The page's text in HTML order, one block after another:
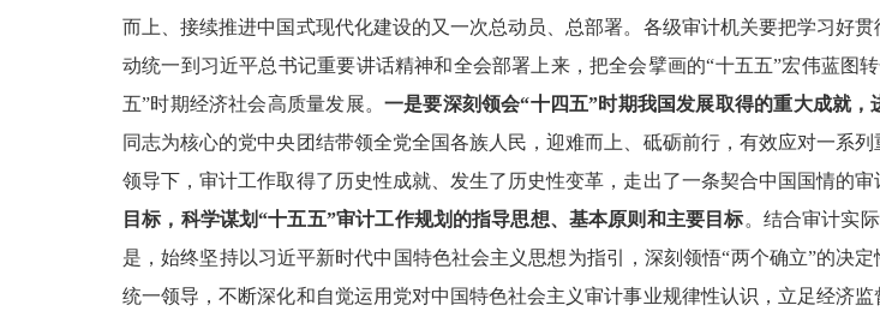
而上、接续推进中国式现代化建设的又一次总动员、总部署。各级审计机关要把学习好
动统一到习近平总书记重要讲话精神和全会部署上来，把全会擘画的“十五五”宏伟蓝图
五”时期经济社会高质量发展。 一是要深刻领会“十四五”时期我国发展取得的重大成就
同志为核心的党中央团结带领全党全国各族人民，迎难而上、砥砺前行，有效应对一系
领导下，审计工作取得了历史性成就、发生了历史性变革，走出了一条契合中国国情的审
目标，科学谋划“十五五”审计工作规划的指导思想、基本原则和主要目标。结合审计实
是，始终坚持以习近平新时代中国特色社会主义思想为指引，深刻领悟“两个确立”的决
统一领导，不断深化和自觉运用党对中国特色社会主义审计事业规律性认识，立足经济